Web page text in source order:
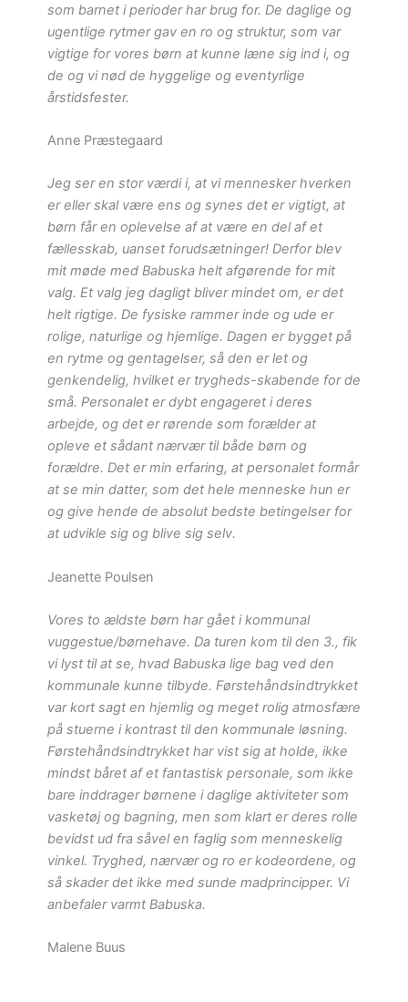
som barnet i perioder har brug for. De daglige og
ugentlige rytmer gav en ro og struktur, som var
vigtige for vores børn at kunne læne sig ind i, og
de og vi nød de hyggelige og eventyrlige
årstidsfester.
Anne Præstegaard
Jeg ser en stor værdi i, at vi mennesker hverken
er eller skal være ens og synes det er vigtigt, at
børn får en oplevelse af at være en del af et
fællesskab, uanset forudsætninger! Derfor blev
mit møde med Babuska helt afgørende for mit
valg. Et valg jeg dagligt bliver mindet om, er det
helt rigtige. De fysiske rammer inde og ude er
rolige, naturlige og hjemlige. Dagen er bygget på
en rytme og gentagelser, så den er let og
genkendelig, hvilket er trygheds-skabende for de
små. Personalet er dybt engageret i deres
arbejde, og det er rørende som forælder at
opleve et sådant nærvær til både børn og
forældre. Det er min erfaring, at personalet formår
at se min datter, som det hele menneske hun er
og give hende de absolut bedste betingelser for
at udvikle sig og blive sig selv.
Jeanette Poulsen
Vores to ældste børn har gået i kommunal
vuggestue/børnehave. Da turen kom til den 3., fik
vi lyst til at se, hvad Babuska lige bag ved den
kommunale kunne tilbyde. Førstehåndsindtrykket
var kort sagt en hjemlig og meget rolig atmosfære
på stuerne i kontrast til den kommunale løsning.
Førstehåndsindtrykket har vist sig at holde, ikke
mindst båret af et fantastisk personale, som ikke
bare inddrager børnene i daglige aktiviteter som
vasketøj og bagning, men som klart er deres rolle
bevidst ud fra såvel en faglig som menneskelig
vinkel. Tryghed, nærvær og ro er kodeordene, og
så skader det ikke med sunde madprincipper. Vi
anbefaler varmt Babuska.
Malene Buus